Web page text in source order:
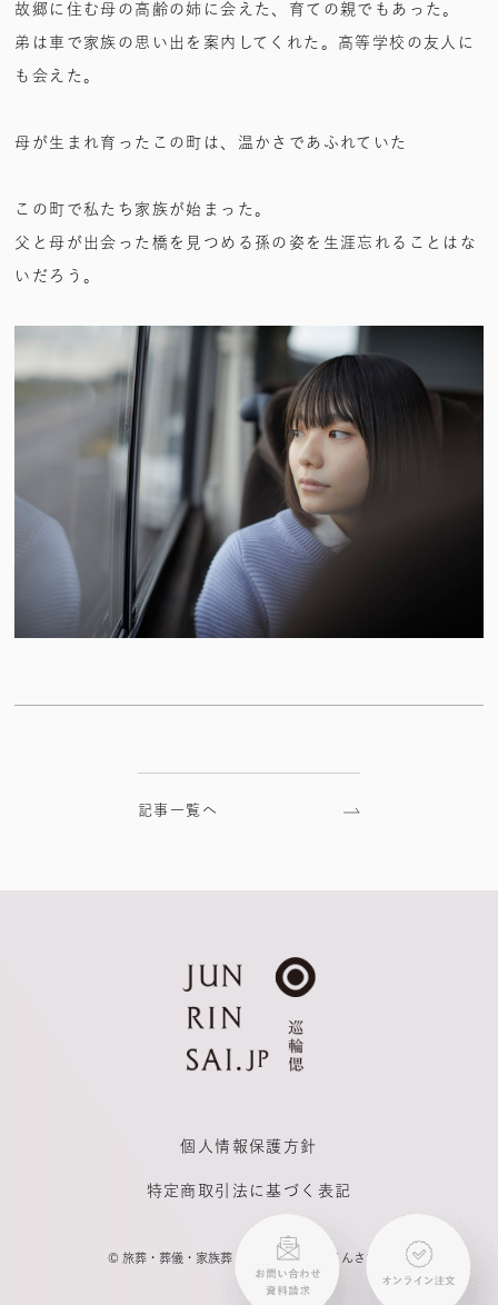
故郷に住む母の高齢の姉に会えた、育ての親でもあった。
弟は車で家族の思い出を案内してくれた。高等学校の友人に
も会えた。
母が生まれ育ったこの町は、温かさであふれていた
この町で私たち家族が始まった。
父と母が出会った橋を見つめる孫の姿を生涯忘れることはな
いだろう。
記事一覧へ
個人情報保護方針
特定商取引法に基づく表記
© 旅葬・葬儀・家族葬 | 巡輪偲（じゅんりんさい）